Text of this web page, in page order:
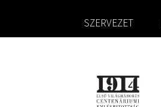
SZERVEZET